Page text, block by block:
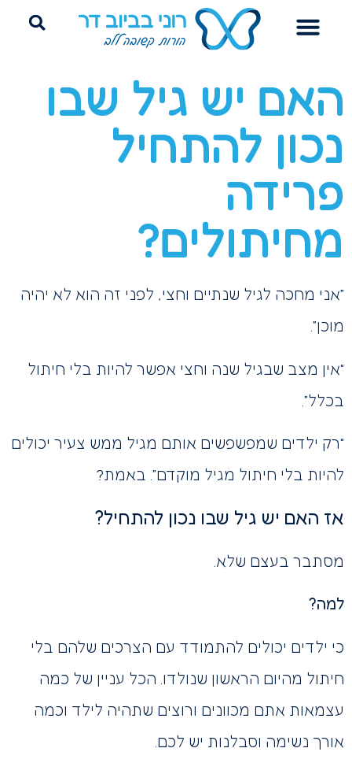
האם יש גיל שבו
נכון להתחיל
פרידה
מחיתולים?
”אני מחכה לגיל שנתיים וחצי, לפני זה הוא לא יהיה
מוכן”.
“אין מצב שבגיל שנה וחצי אפשר להיות בלי חיתול
בכלל”.
“רק ילדים שמפשפשים אותם מגיל ממש צעיר יכולים
להיות בלי חיתול מגיל מוקדם”. באמת?
אז האם יש גיל שבו נכון להתחיל?
מסתבר בעצם שלא.
למה?
כי ילדים יכולים להתמודד עם הצרכים שלהם בלי
חיתול מהיום הראשון שנולדו. הכל עניין של כמה
עצמאות אתם מכוונים ורוצים שתהיה לילד וכמה
אורך נשימה וסבלנות יש לכם.